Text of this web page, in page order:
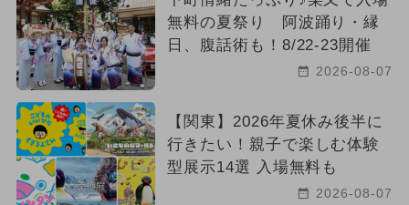
無料の夏祭り 阿波踊り・縁
日、腹話術も！8/22-23開催
2026-08-07
【関東】2026年夏休み後半に
行きたい！親子で楽しむ体験
型展示14選 入場無料も
2026-08-07